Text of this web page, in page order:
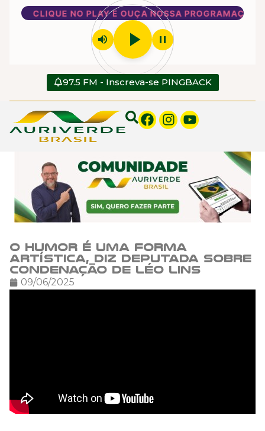
CLIQUE NO PLAY E OUÇA NOSSA PROGRAMAÇÃO
volume_up play_arrow pause
97.5 FM - Inscreva-se PINGBACK
O humor é uma forma
artística, diz deputada sobre
condenação de Léo Lins
09/06/2025